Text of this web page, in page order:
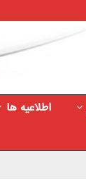
اطلاعیه ها